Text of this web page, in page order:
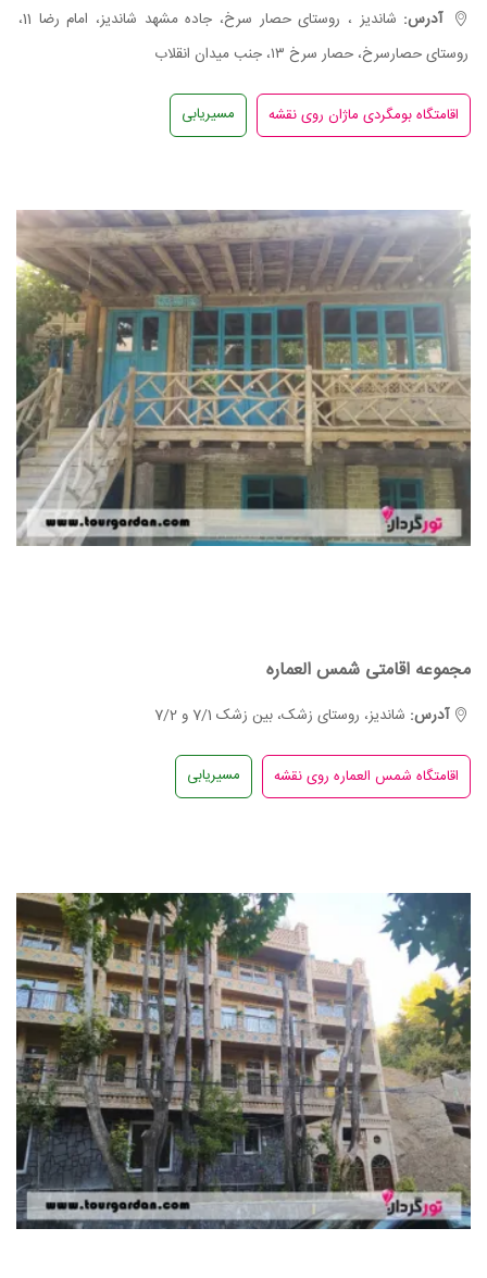
آدرس:
شاندیز ، روستای حصار سرخ، جاده مشهد شاندیز، امام رضا 11،
روستای حصارسرخ، حصار سرخ ۱۳، جنب میدان انقلاب
مسیریابی
مجموعه اقامتی شمس العماره
آدرس: شاندیز، روستای زشک، بین زشک 7/1 و 7/2
مسیریابی